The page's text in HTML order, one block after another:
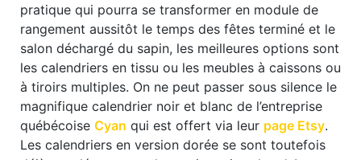
pratique qui pourra se transformer en module de
rangement aussitôt le temps des fêtes terminé et le
salon déchargé du sapin, les meilleures options sont
les calendriers en tissu ou les meubles à caissons ou
à tiroirs multiples. On ne peut passer sous silence le
magnifique calendrier noir et blanc de l’entreprise
québécoise Cyan qui est offert via leur page Etsy.
Les calendriers en version dorée se sont toutefois